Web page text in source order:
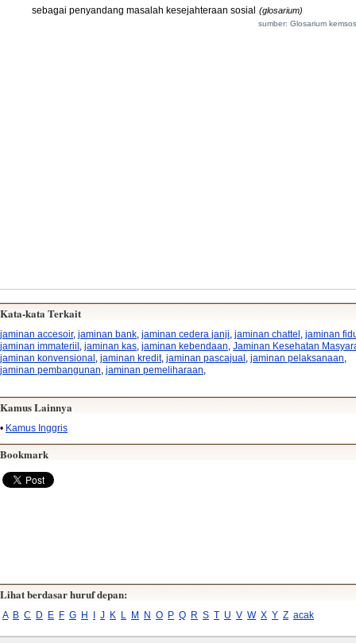
sebagai penyandang masalah kesejahteraan sosial (glosarium)
sumber: Glosarium
Kata-kata Terkait
jaminan accesoir, jaminan bank jaminan cedera janji jaminan chattel jaminan
jaminan immateriil jaminan kas jaminan kebendaan Jaminan Kesehatan
jaminan konvensional jaminan kredit, jaminan pascajual jaminan pelaksanaan
jaminan pembangunan jaminan pemeliharaan
Kamus Lainnya
• Kamus Inggris
Bookmark
Lihat berdasar huruf depan:
A B C D E F G H J K L M N O P Q R S T U V W X Y Z acak